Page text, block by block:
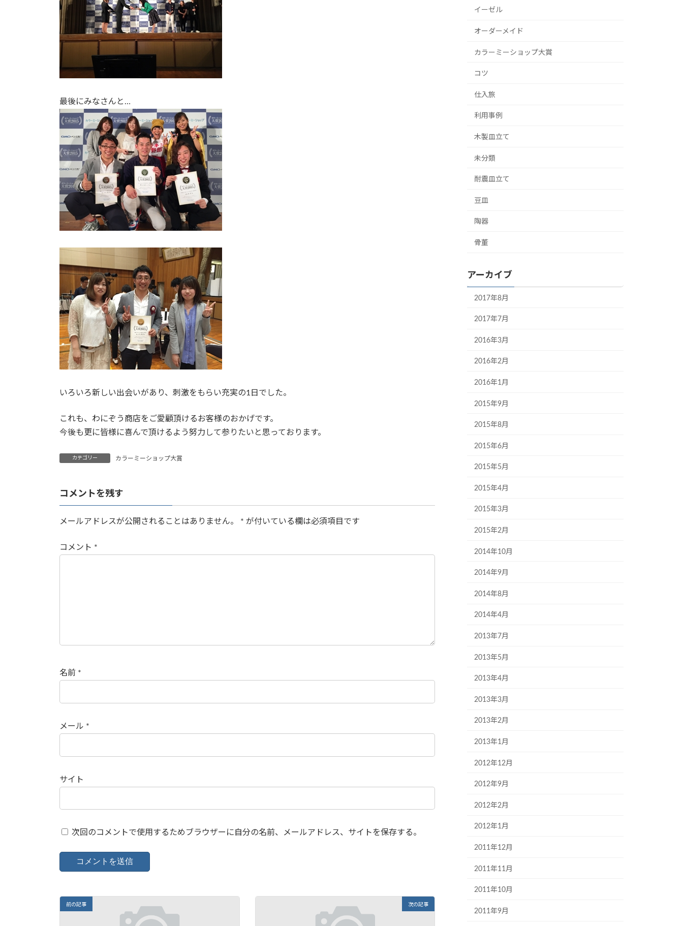
最後にみなさんと…
いろいろ新しい出会いがあり、刺激をもらい充実の1日でした。
これも、わにぞう商店をご愛顧頂けるお客様のおかげです。
今後も更に皆様に喜んで頂けるよう努力して参りたいと思っております。
カテゴリー カラーミーショップ大賞
コメントを残す
メールアドレスが公開されることはありません。 * が付いている欄は必須項目です
コメント *
名前 *
メール *
サイト
次回のコメントで使用するためブラウザーに自分の名前、メールアドレス、サイトを保存する。
前の記事 次の記事
イーゼル
オーダーメイド
カラーミーショップ大賞
コツ
仕入旅
利用事例
木製皿立て
未分類
耐震皿立て
豆皿
陶器
骨董
アーカイブ
2017年8月
2017年7月
2016年3月
2016年2月
2016年1月
2015年9月
2015年8月
2015年6月
2015年5月
2015年4月
2015年3月
2015年2月
2014年10月
2014年9月
2014年8月
2014年4月
2013年7月
2013年5月
2013年4月
2013年3月
2013年2月
2013年1月
2012年12月
2012年9月
2012年2月
2012年1月
2011年12月
2011年11月
2011年10月
2011年9月